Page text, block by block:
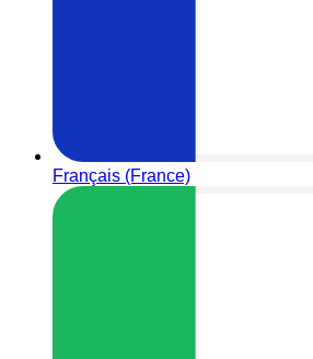
Français (France)